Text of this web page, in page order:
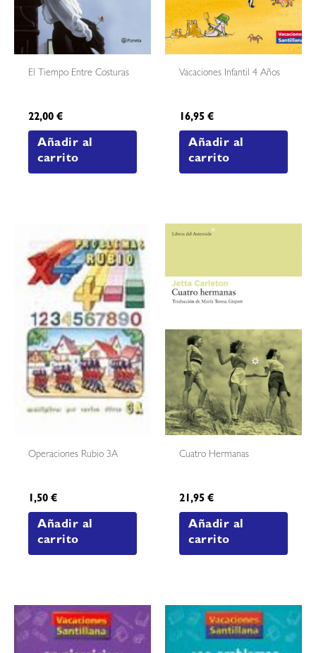
El Tiempo Entre Costuras
22,00€
Añadir al
carrito
Vacaciones Infantil 4 Años
16,95€
Añadir al
carrito
Operaciones Rubio 3A
1,50€
Añadir al
carrito
Cuatro Hermanas
21,95€
Añadir al
carrito